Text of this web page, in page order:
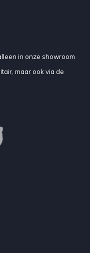
in onze showroom
maar ook via de